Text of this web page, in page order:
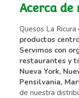
Acerca de
Quesos La
productos
Servimos con
restaurantes y
Nueva York,
Pensilvania,
de nuestra